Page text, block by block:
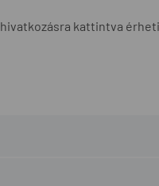
hivatkozásra kattintva érheti